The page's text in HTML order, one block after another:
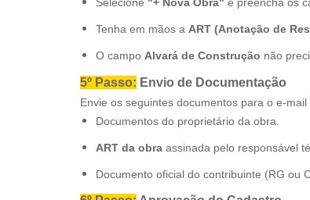
Tenha em mãos a ART (Anotação de
O campo Alvará de Construção não
5º Passo: Envio de Documentação
Envie os seguintes documentos para o e-mail
Documentos do proprietário da obra.
ART da obra assinada pelo responsável
Documento oficial do contribuinte (RG ou